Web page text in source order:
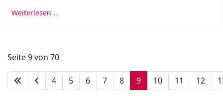
Weiterlesen …
Seite 9 von 70
4 5 6 7 8 9 10 11 12